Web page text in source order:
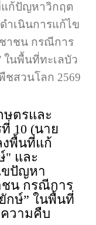
แก้ปัญหาวิกฤต
ำเนินการแก้ไข
าชน กรณีการ
ในพื้นที่ทะเลบัว
สวนโลก 2569
ษตรและ
10 (นาย
พื้นที่แก้
และ
ขปัญหา
ชน กรณีการ
กษ์” ในพื้นที่
วามคืบ